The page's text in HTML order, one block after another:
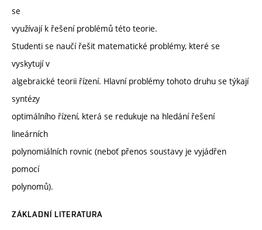
se
využívají k řešení problémů této teorie.
Studenti se naučí řešit matematické problémy, které se
vyskytují v
algebraické teorii řízení. Hlavní problémy tohoto druhu se týkají
syntézy
optimálního řízení, která se redukuje na hledání řešení
lineárních
polynomiálních rovnic (neboť přenos soustavy je vyjádřen
pomocí
polynomů).
ZÁKLADNÍ LITERATURA